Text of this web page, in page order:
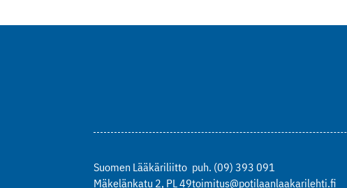
Suomen Lääkäriliitto
Mäkelänkatu 2, PL 49
puh. (09) 393 091
toimitus@potilaanlaakarilehti.fi